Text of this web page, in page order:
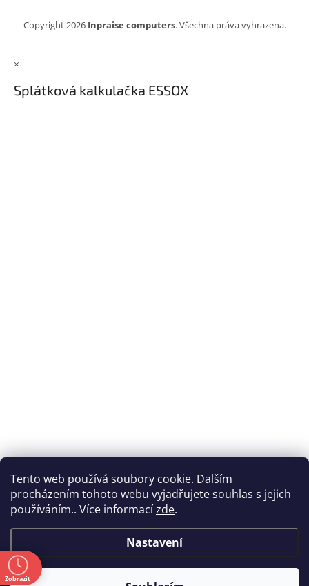
Tento web používá soubory cookie. Dalším
procházením tohoto webu vyjadřujete souhlas s jejich
používáním.. Více informacízde.
Nastavení
Copyright 2026 Inpraise computers. Všechna práva vyhrazena.
×
Splátková kalkulačka ESSOX
Zobrazit